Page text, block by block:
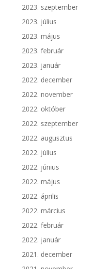
2023. szeptember
2023. július
2023. május
2023. február
2023. január
2022. december
2022. november
2022. október
2022. szeptember
2022. augusztus
2022. július
2022. június
2022. május
2022. április
2022. március
2022. február
2022. január
2021. december